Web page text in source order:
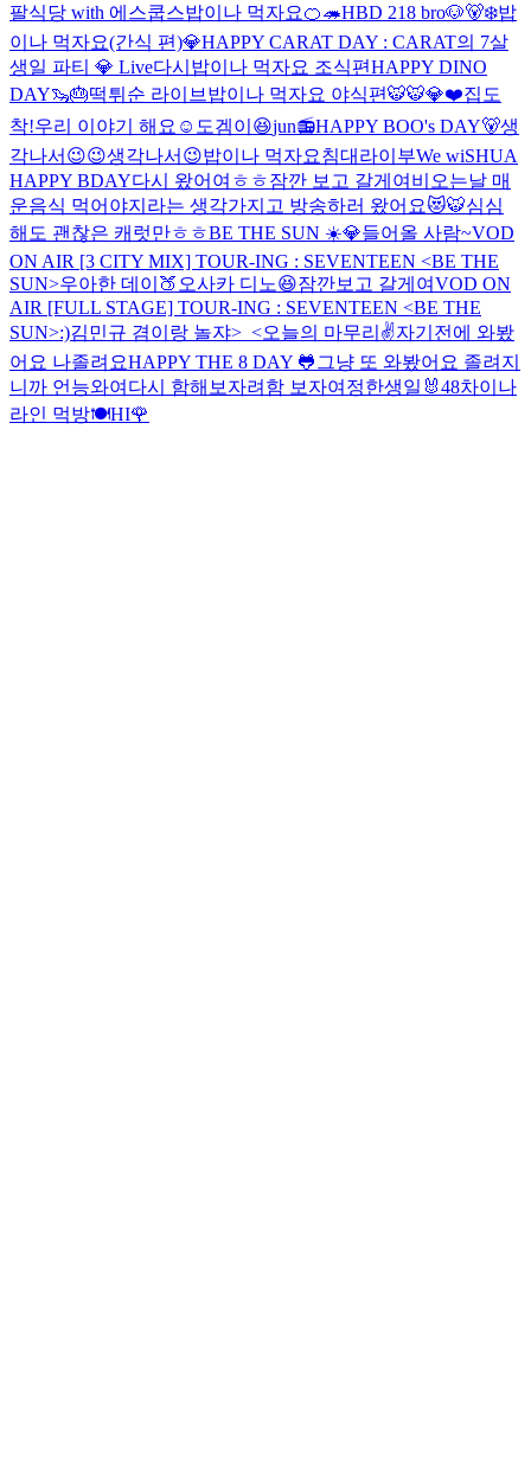
팔식당 with 에스쿱스밥이나 먹자요🍊🦔HBD 218 bro🐶🐻‍❄️밥
이나 먹자요(간식 편)💎HAPPY CARAT DAY : CARAT의 7살
생일 파티 💎 Live다시 밥이나 먹자요 조식편HAPPY DINO
DAY🦦🎂떡튀순 라이브 밥이나 먹자요 야식편🐯🐯💎❤️집도
착!우리 이야기 해요☺️ 도겜이😆jun📻HAPPY BOO's DAY🐻생
각나서😉😉생각나서😉밥이나 먹자요침대라이부We wiSHUA
HAPPY BDAY다시 왔어여ㅎㅎ잠깐 보고 갈게여 비오는날 매
운음식 먹어야지라는 생각가지고 방송하러 왔어요😻🐯심심
해도 괜찮은 캐럿만ㅎㅎBE THE SUN ☀️💎들어올 사람~VOD
ON AIR [3 CITY MIX] TOUR-ING : SEVENTEEN <BE THE
SUN>우아한 데이🍑 오사카 디노😆잠깐보고 갈게여VOD ON
AIR [FULL STAGE] TOUR-ING : SEVENTEEN <BE THE
SUN>:)김민규 겸이랑 놀쟈>_<오늘의 마무리✌️자기전에 와봤
어요 나졸려요HAPPY THE 8 DAY 🐸 그냥 또 와봤어요 졸려지
니까 언능와여 다시 함해보자려 함 보자여 정한생일🐰48차이나
라인 먹방🍽HI🌹